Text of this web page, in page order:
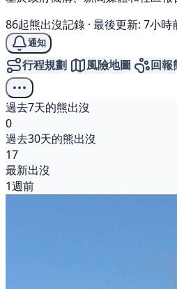
86起熊出沒記錄 · 最後更新: 7小時
通知
行程規劃 風險地圖 回報
過去7天的熊出沒
0
過去30天的熊出沒
17
最新出沒
1週前